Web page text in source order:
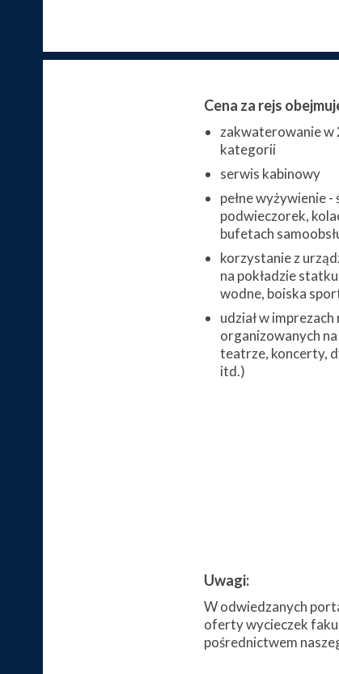
Cena za rejs
zakwaterowanie w
kategorii
serwis kabinowy
pełne wyżywienie -
podwieczorek,
bufetach
korzystanie z
na pokładzie
wodne, boiska
udział w
organizowanych
teatrze, koncerty,
itd.)
Uwagi:
W odwiedzanych
oferty wycieczek
pośrednictwem